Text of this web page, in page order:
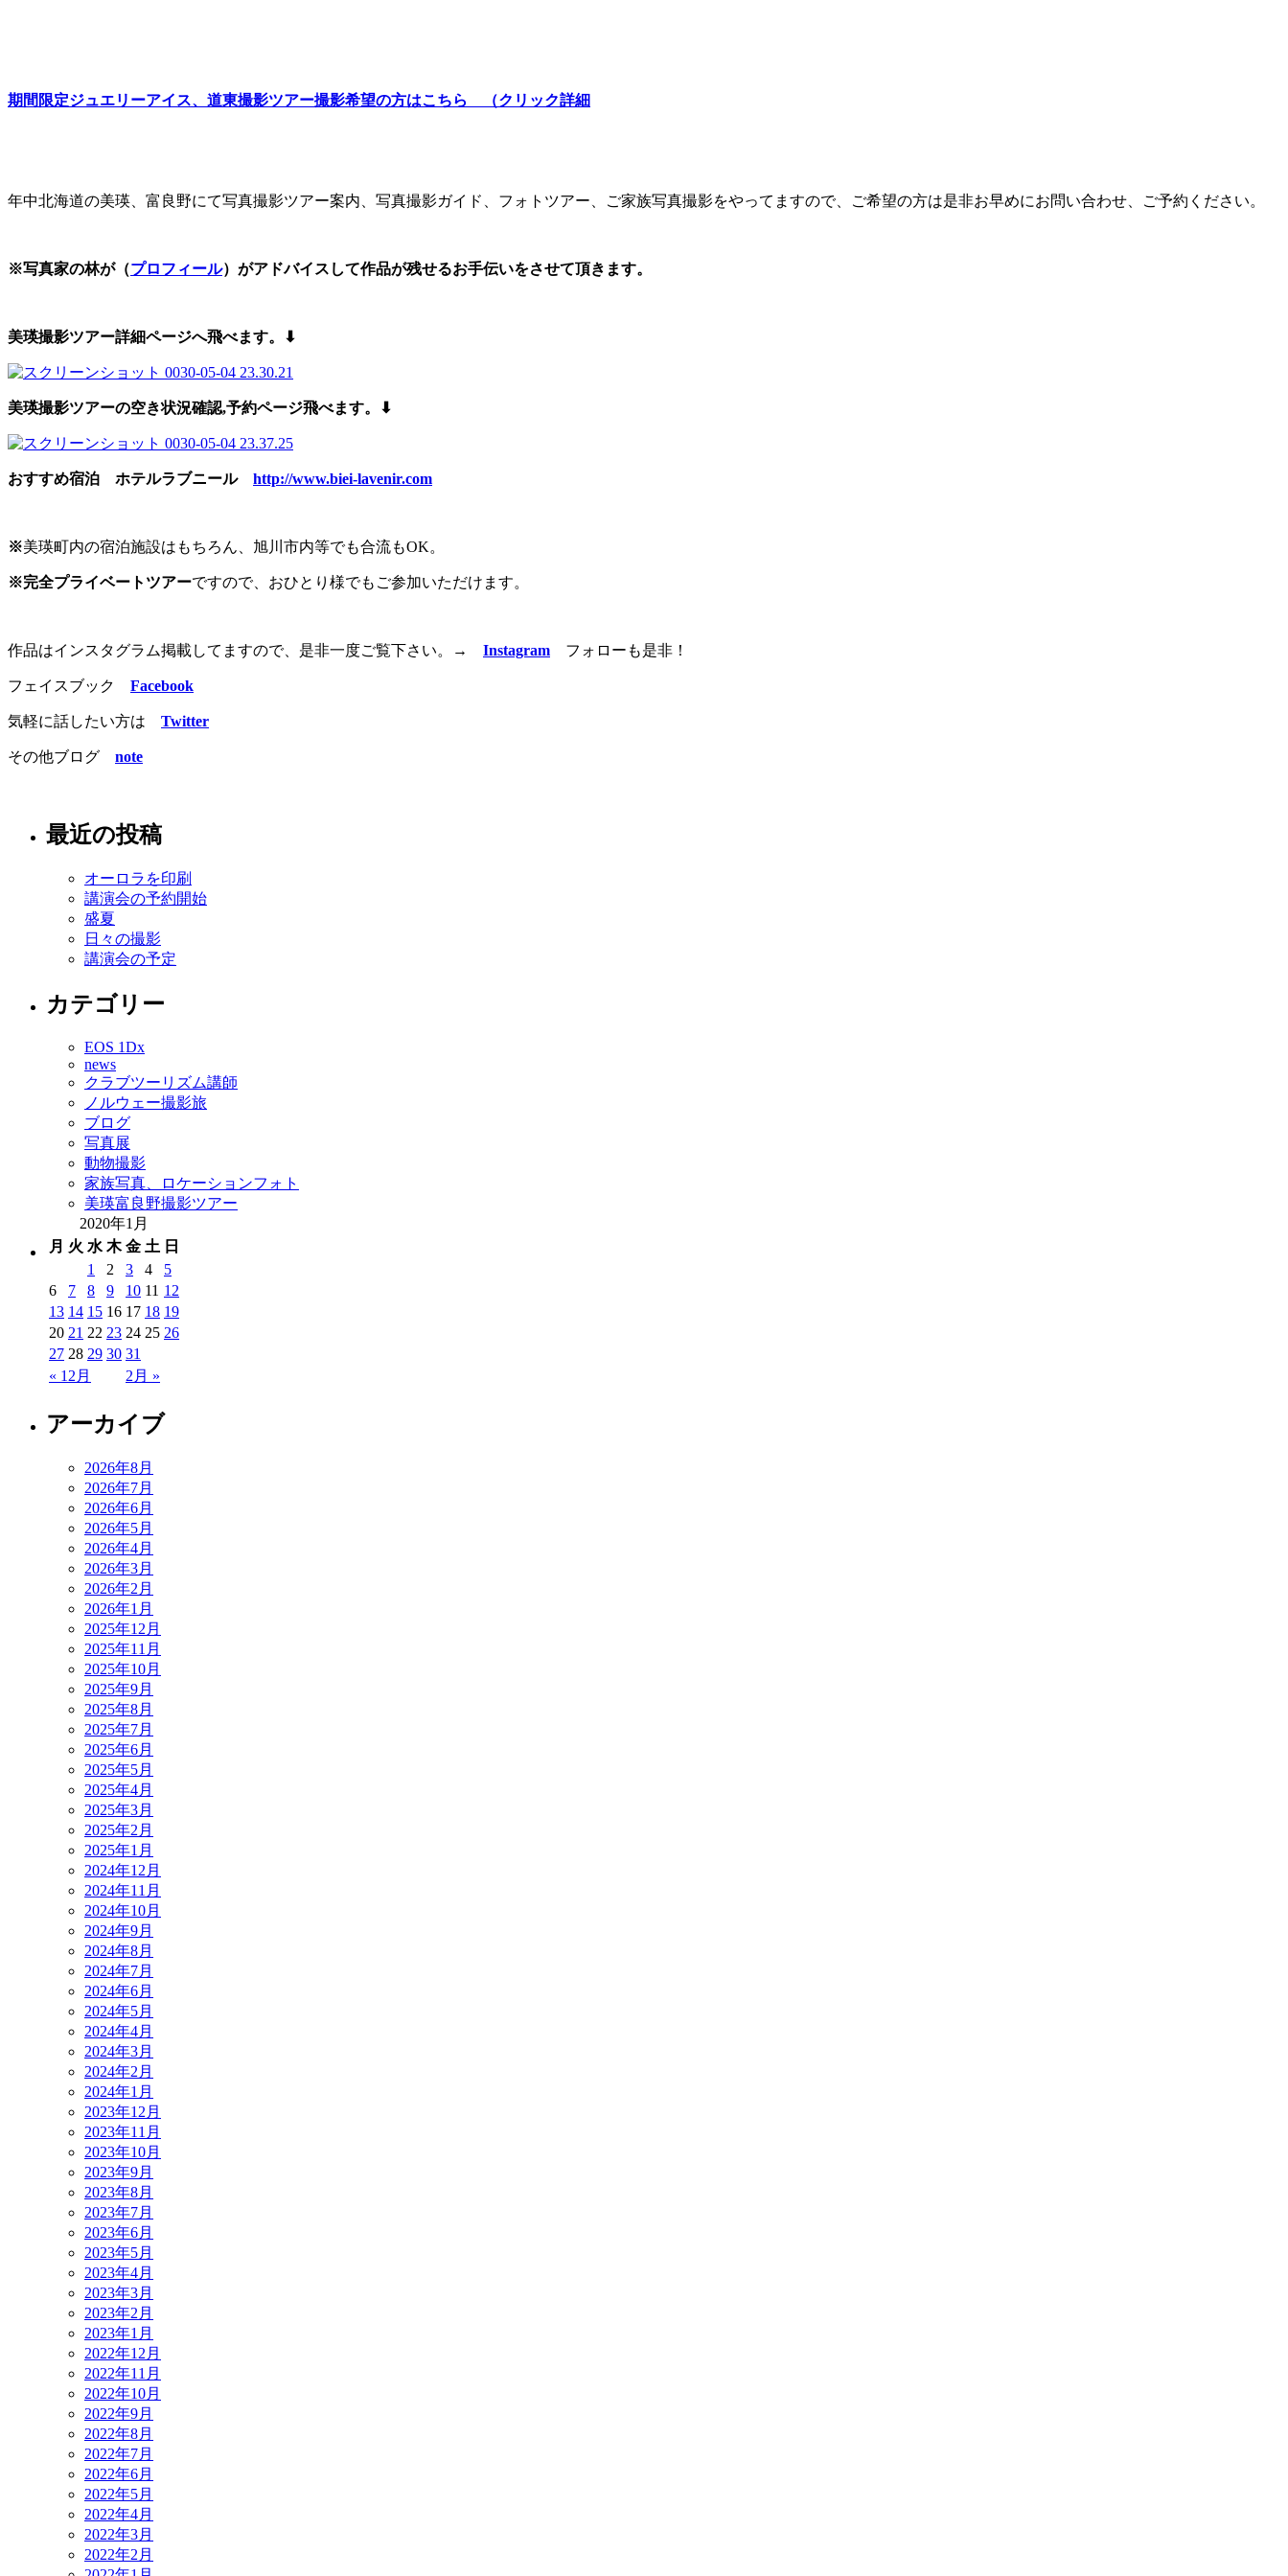
期間限定ジュエリーアイス、道東撮影ツアー撮影希望の方はこちら （クリック詳細
年中北海道の美瑛、富良野にて写真撮影ツアー案内、写真撮影ガイド、フォトツアー、ご家族写真撮影をやってますので、ご希望の方は是非お早めにお問い合わせ、ご予約ください。
※写真家の林が（プロフィール）がアドバイスして作品が残せるお手伝いをさせて頂きます。
美瑛撮影ツアー詳細ページへ飛べます。⬇︎
美瑛撮影ツアーの空き状況確認,予約ページ飛べます。⬇︎
おすすめ宿泊 ホテルラブニール http://www.biei-lavenir.com
※美瑛町内の宿泊施設はもちろん、旭川市内等でも合流もOK。
※完全プライベートツアーですので、おひとり様でもご参加いただけます。
作品はインスタグラム掲載してますので、是非一度ご覧下さい。 → Instagram フォローも是非！
フェイスブック Facebook
気軽に話したい方は Twitter
その他ブログ note
最近の投稿
オーロラを印刷
講演会の予約開始
盛夏
日々の撮影
講演会の予定
カテゴリー
EOS 1Dx
news
クラブツーリズム講師
ノルウェー撮影旅
ブログ
写真展
動物撮影
家族写真、ロケーションフォト
美瑛富良野撮影ツアー
2020年1月
月 火 水 木 金 土 日
« 12月 2月 »
1 2 3 4
5
6
7 8 9 10 11 12
13 14 15 16 17 18 19
20 21 22 23 24 25 26
27 28 29 30 31
アーカイブ
2026年8月
2026年7月
2026年6月
2026年5月
2026年4月
2026年3月
2026年2月
2026年1月
2025年12月
2025年11月
2025年10月
2025年9月
2025年8月
2025年7月
2025年6月
2025年5月
2025年4月
2025年3月
2025年2月
2025年1月
2024年12月
2024年11月
2024年10月
2024年9月
2024年8月
2024年7月
2024年6月
2024年5月
2024年4月
2024年3月
2024年2月
2024年1月
2023年12月
2023年11月
2023年10月
2023年9月
2023年8月
2023年7月
2023年6月
2023年5月
2023年4月
2023年3月
2023年2月
2023年1月
2022年12月
2022年11月
2022年10月
2022年9月
2022年8月
2022年7月
2022年6月
2022年5月
2022年4月
2022年3月
2022年2月